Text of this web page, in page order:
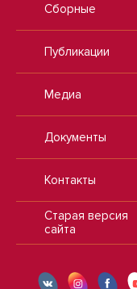
Сборные
Публикации
Медиа
Документы
Контакты
Старая версия
сайта